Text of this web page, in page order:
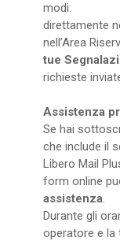
modi:
direttamente
nell’Area
tue
richieste
Assistenza
Se hai
che include il
Libero Mail
form online
assistenza.
Durante gli
operatore e la